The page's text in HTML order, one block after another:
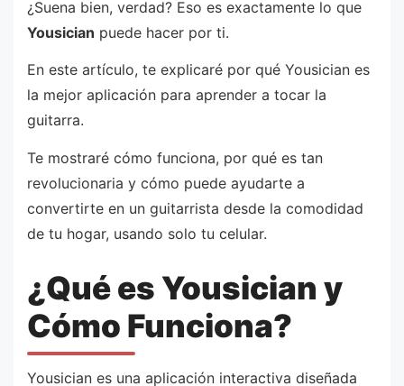
¿Suena bien, verdad? Eso es exactamente lo que
Yousician puede hacer por ti.
En este artículo, te explicaré por qué Yousician es
la mejor aplicación para aprender a tocar la
guitarra.
Te mostraré cómo funciona, por qué es tan
revolucionaria y cómo puede ayudarte a
convertirte en un guitarrista desde la comodidad
de tu hogar, usando solo tu celular.
¿Qué es Yousician y
Cómo Funciona?
Yousician es una aplicación interactiva diseñada